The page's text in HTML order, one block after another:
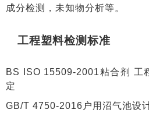
成分检测，未知物分析等。
工程塑料检测标准
BS ISO 15509-2001粘合剂 工
定
GB/T 4750-2016户用沼气池设